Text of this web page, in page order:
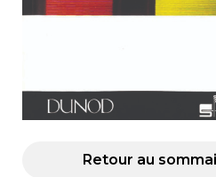
Retour au